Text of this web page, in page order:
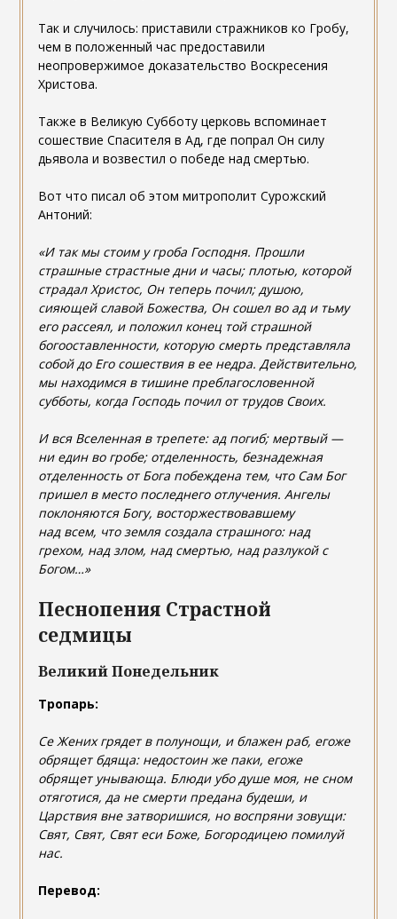
Так и случилось: приставили стражников ко Гробу,
чем в положенный час предоставили
неопровержимое доказательство Воскресения
Христова.
Также в Великую Субботу церковь вспоминает
сошествие Спасителя в Ад, где попрал Он силу
дьявола и возвестил о победе над смертью.
Вот что писал об этом митрополит Сурожский
Антоний:
«И так мы стоим у гроба Господня. Прошли
страшные страстные дни и часы; плотью, которой
страдал Христос, Он теперь почил; душою,
сияющей славой Божества, Он сошел во ад и тьму
его рассеял, и положил конец той страшной
богооставленности, которую смерть представляла
собой до Его сошествия в ее недра. Действительно,
мы находимся в тишине преблагословенной
субботы, когда Господь почил от трудов Своих.
И вся Вселенная в трепете: ад погиб; мертвый —
ни един во гробе; отделенность, безнадежная
отделенность от Бога побеждена тем, что Сам Бог
пришел в место последнего отлучения. Ангелы
поклоняются Богу, восторжествовавшему
над всем, что земля создала страшного: над
грехом, над злом, над смертью, над разлукой с
Богом…»
Песнопения Страстной
седмицы
Великий Понедельник
Тропарь:
Се Жених грядет в полунощи, и блажен раб, егоже
обрящет бдяща: недостоин же паки, егоже
обрящет унывающа. Блюди убо душе моя, не сном
отяготися, да не смерти предана будеши, и
Царствия вне затворишися, но воспряни зовущи:
Свят, Свят, Свят еси Боже, Богородицею помилуй
нас.
Перевод: